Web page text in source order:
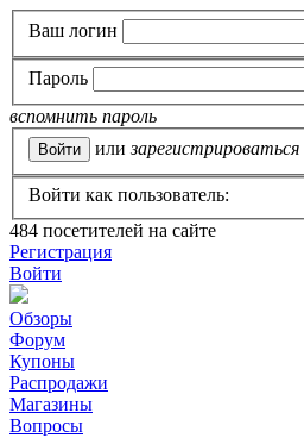
Ваш логин
Пароль
вспомнить пароль
или зарегистрироваться
Войти как пользователь:
484 посетителей на сайте
Регистрация
Войти
Обзоры
Форум
Купоны
Распродажи
Магазины
Вопросы